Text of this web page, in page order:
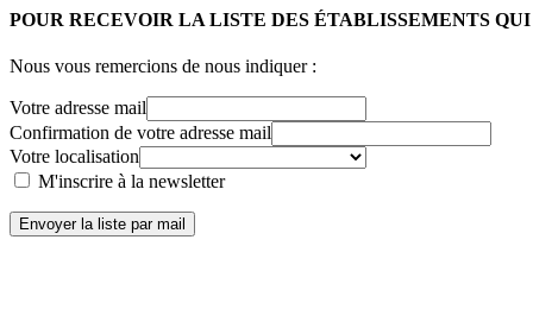
POUR RECEVOIR LA LISTE DES ÉTABLISSEMENTS
Nous vous remercions de nous indiquer :
Votre adresse mail
Confirmation de votre adresse mail
Votre localisation
M'inscrire à la newsletter
Envoyer la liste par mail